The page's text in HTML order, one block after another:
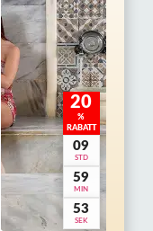
20
%
RABATT
09
STD
59
MIN
50
SEK